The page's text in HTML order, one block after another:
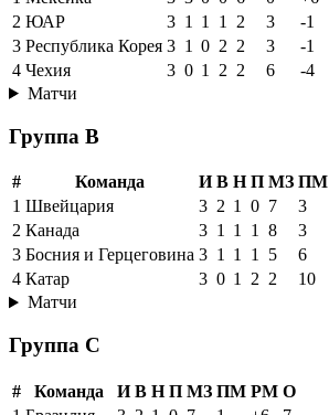
2 ЮАР 3 1 1 1 2 3 -1
3 Республика Корея 3 1 0 2 2 3 -1
4 Чехия 3 0 1 2 2 6 -4
Матчи
Группа B
# Команда И В Н П МЗ ПМ
1 Швейцария 3 2 1 0 7 3
2 Канада 3 1 1 1 8 3
3 Босния и Герцеговина 3 1 1 1 5 6
4 Катар 3 0 1 2 2 10
Матчи
Группа C
# Команда И В Н П МЗ ПМ РМ О